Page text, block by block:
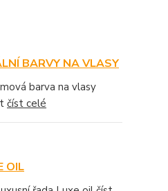
BARVY NA VLASY
barva na vlasy
číst celé
OIL